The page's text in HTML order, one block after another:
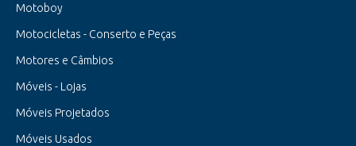
Motoboy
Motocicletas - Conserto e Peças
Motores e Câmbios
Móveis - Lojas
Móveis Projetados
Móveis Usados